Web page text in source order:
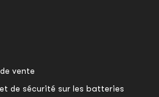
vente
de sécurité sur les batteries